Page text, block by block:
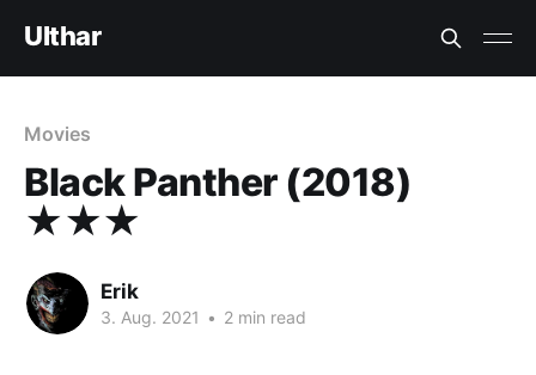
Ulthar
Movies
Black Panther (2018)
★★★
Erik
3. Aug. 2021 • 2 min read